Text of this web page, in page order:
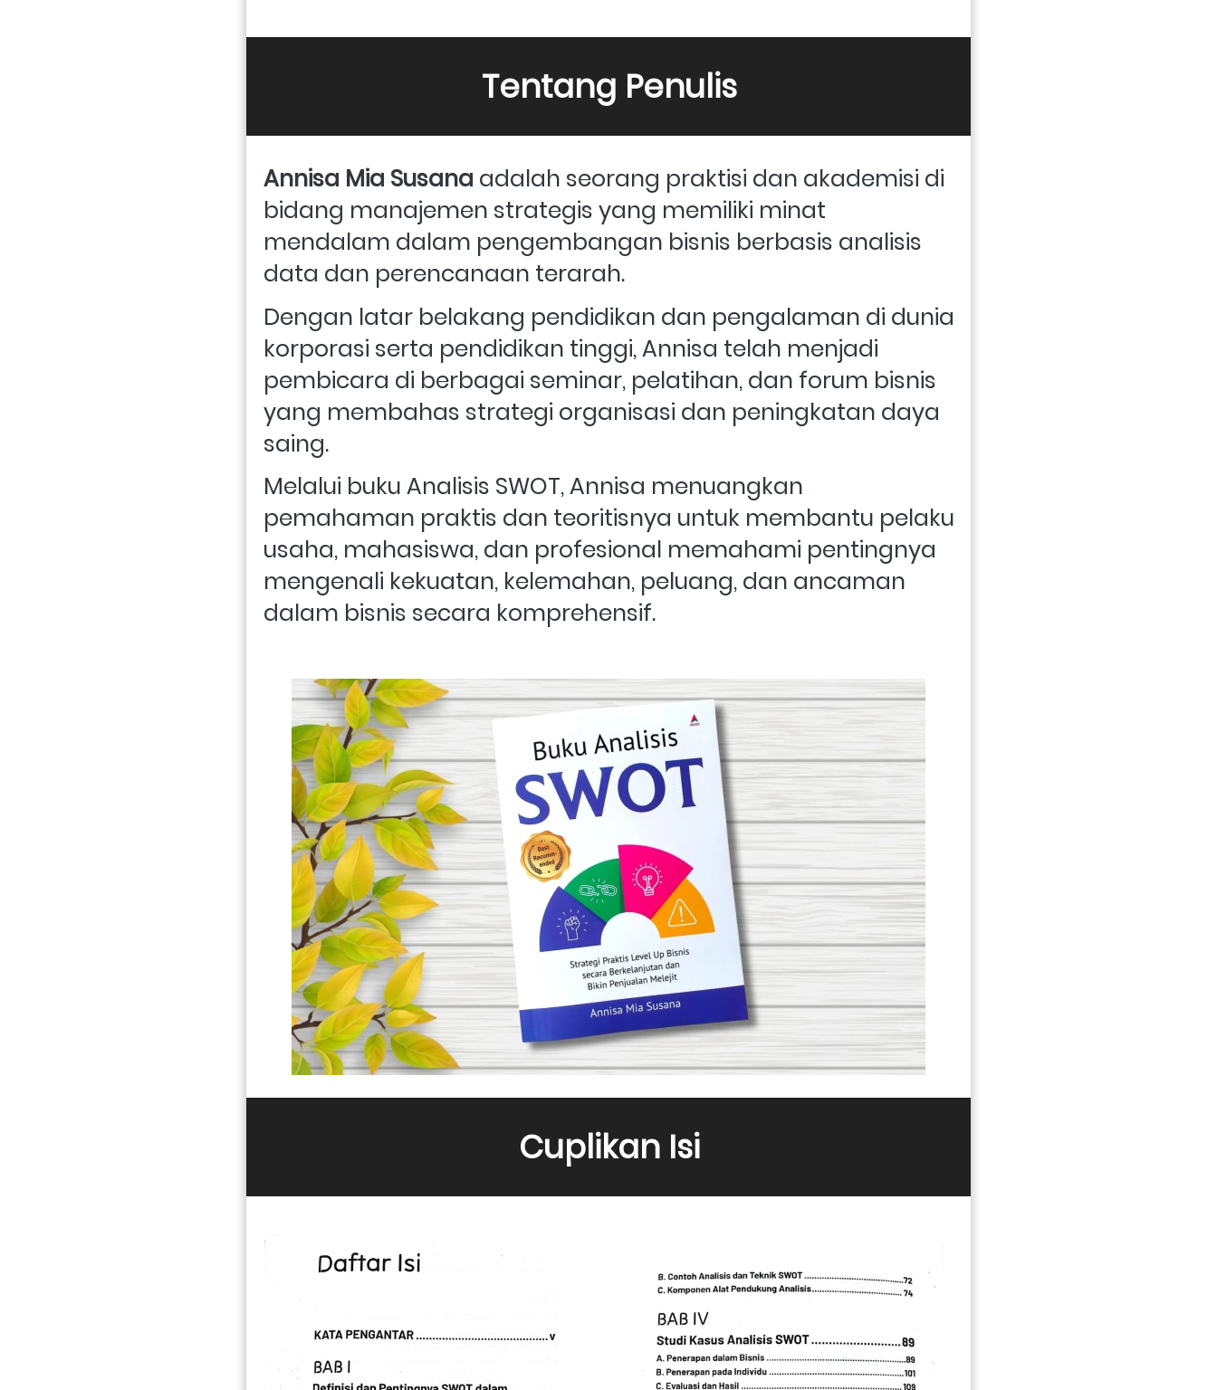
Tentang Penulis
Annisa Mia Susana adalah seorang praktisi dan akademisi di
bidang manajemen strategis yang memiliki minat
mendalam dalam pengembangan bisnis berbasis analisis
data dan perencanaan terarah.
Dengan latar belakang pendidikan dan pengalaman di dunia
korporasi serta pendidikan tinggi, Annisa telah menjadi
pembicara di berbagai seminar, pelatihan, dan forum bisnis
yang membahas strategi organisasi dan peningkatan daya
saing.
Melalui buku Analisis SWOT, Annisa menuangkan
pemahaman praktis dan teoritisnya untuk membantu pelaku
usaha, mahasiswa, dan profesional memahami pentingnya
mengenali kekuatan, kelemahan, peluang, dan ancaman
dalam bisnis secara komprehensif.
Cuplikan Isi